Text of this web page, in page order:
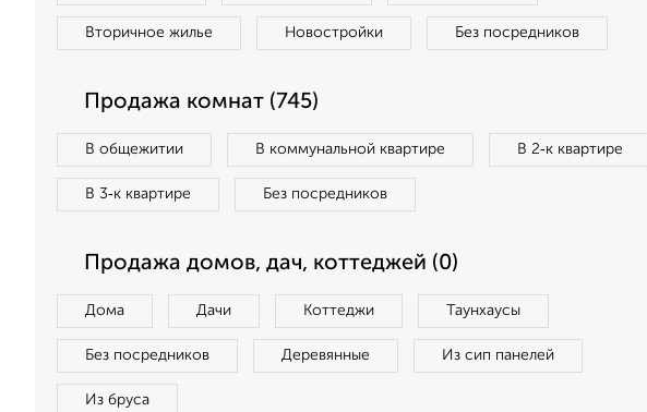
Вторичное жилье Новостройки Без посредников
Продажа комнат (745)
В общежитии В коммунальной квартире В 2‑к квартире
В 3‑к квартире Без посредников
Продажа домов, дач, коттеджей (0)
Дома Дачи Коттеджи Таунхаусы
Без посредников Деревянные Из сип панелей
Из бруса